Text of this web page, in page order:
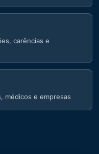
carências e
médicos e empresas